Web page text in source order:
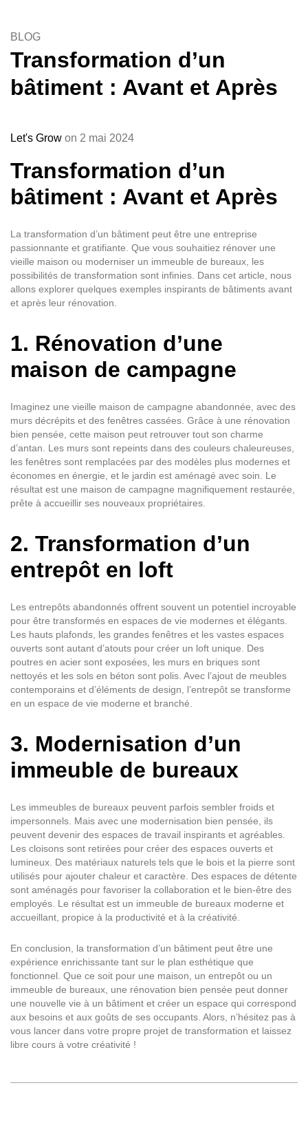
BLOG
Transformation d’un
bâtiment : Avant et Après
Let's Grow on 2 mai 2024
Transformation d’un
bâtiment : Avant et Après
La transformation d’un bâtiment peut être une entreprise
passionnante et gratifiante. Que vous souhaitiez rénover une
vieille maison ou moderniser un immeuble de bureaux, les
possibilités de transformation sont infinies. Dans cet article, nous
allons explorer quelques exemples inspirants de bâtiments avant
et après leur rénovation.
1. Rénovation d’une
maison de campagne
Imaginez une vieille maison de campagne abandonnée, avec des
murs décrépits et des fenêtres cassées. Grâce à une rénovation
bien pensée, cette maison peut retrouver tout son charme
d’antan. Les murs sont repeints dans des couleurs chaleureuses,
les fenêtres sont remplacées par des modèles plus modernes et
économes en énergie, et le jardin est aménagé avec soin. Le
résultat est une maison de campagne magnifiquement restaurée,
prête à accueillir ses nouveaux propriétaires.
2. Transformation d’un
entrepôt en loft
Les entrepôts abandonnés offrent souvent un potentiel incroyable
pour être transformés en espaces de vie modernes et élégants.
Les hauts plafonds, les grandes fenêtres et les vastes espaces
ouverts sont autant d’atouts pour créer un loft unique. Des
poutres en acier sont exposées, les murs en briques sont
nettoyés et les sols en béton sont polis. Avec l’ajout de meubles
contemporains et d’éléments de design, l’entrepôt se transforme
en un espace de vie moderne et branché.
3. Modernisation d’un
immeuble de bureaux
Les immeubles de bureaux peuvent parfois sembler froids et
impersonnels. Mais avec une modernisation bien pensée, ils
peuvent devenir des espaces de travail inspirants et agréables.
Les cloisons sont retirées pour créer des espaces ouverts et
lumineux. Des matériaux naturels tels que le bois et la pierre sont
utilisés pour ajouter chaleur et caractère. Des espaces de détente
sont aménagés pour favoriser la collaboration et le bien-être des
employés. Le résultat est un immeuble de bureaux moderne et
accueillant, propice à la productivité et à la créativité.
En conclusion, la transformation d’un bâtiment peut être une
expérience enrichissante tant sur le plan esthétique que
fonctionnel. Que ce soit pour une maison, un entrepôt ou un
immeuble de bureaux, une rénovation bien pensée peut donner
une nouvelle vie à un bâtiment et créer un espace qui correspond
aux besoins et aux goûts de ses occupants. Alors, n’hésitez pas à
vous lancer dans votre propre projet de transformation et laissez
libre cours à votre créativité !